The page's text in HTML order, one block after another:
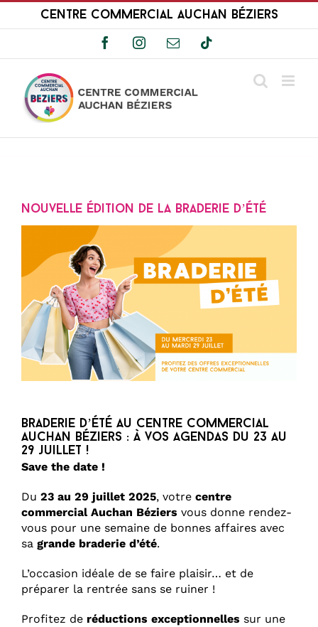
Passer
Centre Commercial Auchan Béziers
FacebookInstagramEmailTiktok
Nouvelle édition de la Braderie d’été
Braderie d’été au centre commercial
Auchan Béziers : à vos agendas du 23 au
29 juillet !
Save the date !
Du 23 au 29 juillet 2025, votre centre
commercial Auchan Béziers vous donne rendez-
vous pour une semaine de bonnes affaires avec
sa grande braderie d’été.
L’occasion idéale de se faire plaisir… et de
préparer la rentrée sans se ruiner !
Profitez de réductions exceptionnelles sur une